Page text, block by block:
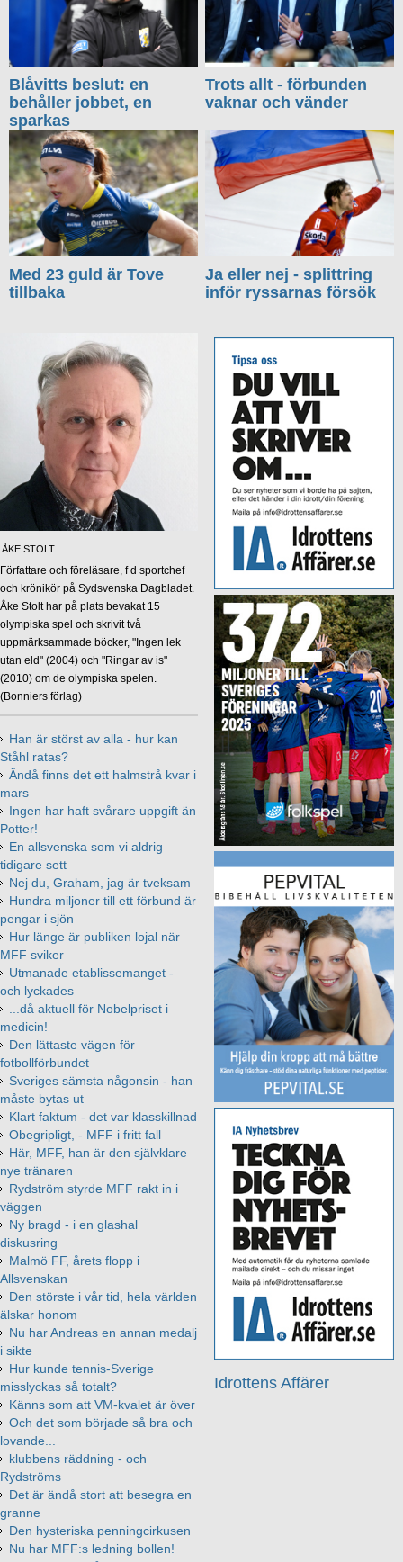
Blåvitts beslut: en
behåller jobbet, en
sparkas
Trots allt - förbunden
vaknar och vänder
Med 23 guld är Tove
tillbaka
Ja eller nej - splittring
inför ryssarnas försök
Idrottens Affärer
ÅKE STOLT
Författare och föreläsare, f d sportchef
och krönikör på Sydsvenska Dagbladet.
Åke Stolt har på plats bevakat 15
olympiska spel och skrivit två
uppmärksammade böcker, "Ingen lek
utan eld" (2004) och "Ringar av is"
(2010) om de olympiska spelen.
(Bonniers förlag)
Han är störst av alla - hur kan
Ståhl ratas?
Ändå finns det ett halmstrå kvar i
mars
Ingen har haft svårare uppgift än
Potter!
En allsvenska som vi aldrig
tidigare sett
Nej du, Graham, jag är tveksam
Hundra miljoner till ett förbund är
pengar i sjön
Hur länge är publiken lojal när
MFF sviker
Utmanade etablissemanget -
och lyckades
...då aktuell för Nobelpriset i
medicin!
Den lättaste vägen för
fotbollförbundet
Sveriges sämsta någonsin - han
måste bytas ut
Klart faktum - det var klasskillnad
Obegripligt, - MFF i fritt fall
Här, MFF, han är den självklare
nye tränaren
Rydström styrde MFF rakt in i
väggen
Ny bragd - i en glashal
diskusring
Malmö FF, årets flopp i
Allsvenskan
Den störste i vår tid, hela världen
älskar honom
Nu har Andreas en annan medalj
i sikte
Hur kunde tennis-Sverige
misslyckas så totalt?
Känns som att VM-kvalet är över
Och det som började så bra och
lovande...
klubbens räddning - och
Rydströms
Det är ändå stort att besegra en
granne
Den hysteriska penningcirkusen
Nu har MFF:s ledning bollen!